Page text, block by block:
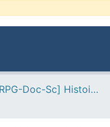
- [ VRPG-Doc-Sc] Histoire --- تاريخ